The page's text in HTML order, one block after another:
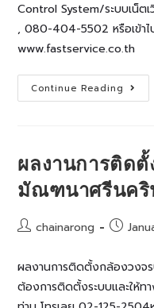
Control System/ระบบเน็ต
, 080-404-5502 หรือเข้าไ
www.fastservice.co.th
Continue Reading งาน
ติด
อาศัย
บาง
ผลงานการติด
มัณฑนาศรีนคริ
Postchainarong
Post
ผลงานการติดตั้งกล้องวงจ
ต้องการติดตั้งระบบและให้